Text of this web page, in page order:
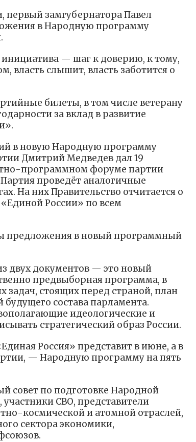
первый замгубернатора Павел
в Народную программу
— шаг к доверию, к тому,
власть слышит, власть заботится о
билеты, в том числе ветерану
за вклад в развитие
в новую Народную программу
Дмитрий Медведев дал 19
программном форуме партии
Партия проведёт аналогичные
На них Правительство отчитается о
России» по всем
предложения в новый программный
двух документов — это новый
предвыборная программа, в
стоящих перед страной, план
состава парламента.
идеологические и
стратегический образ России.
Россия» представит в июне, а в
— Народную программу на пять
совет по подготовке Народной
СВО, представители
космической и атомной отраслей,
сектора экономики,